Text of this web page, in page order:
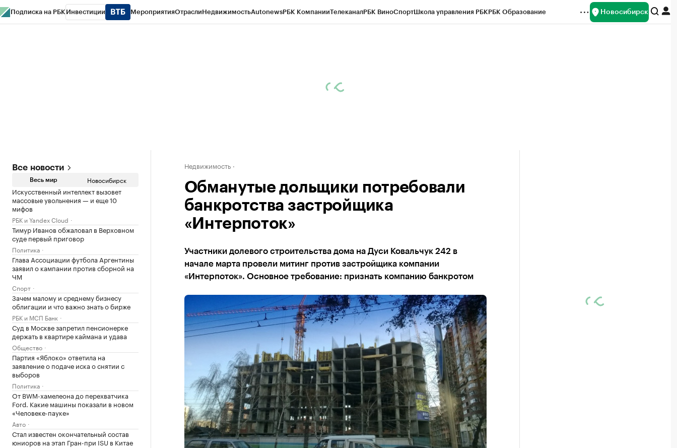
Подписка на РБК Инвестиции МероприятияОтраслиНедвижимостьAutonewsРБК КомпанииТелеканалРБК ВиноСпортШкола управления РБКРБК Образование Новосибирск
Все новости
Весь мир Новосибирск
Искусственный интеллект вызовет
массовые увольнения — и еще 10
мифов
РБК и Yandex Cloud
Тимур Иванов обжаловал в Верховном
суде первый приговор
Политика
Глава Ассоциации футбола Аргентины
заявил о кампании против сборной на
ЧМ
Спорт
Зачем малому и среднему бизнесу
облигации и что важно знать о бирже
РБК и МСП Банк
Суд в Москве запретил пенсионерке
держать в квартире каймана и удава
Общество
Партия «Яблоко» ответила на
заявление о подаче иска о снятии с
выборов
Политика
От BWM-хамелеона до перехватчика
Ford. Какие машины показали в новом
«Человеке-пауке»
Авто
Стал известен окончательный состав
юниоров на этап Гран-при ISU в Китае
Недвижимость
Обманутые дольщики потребовали
банкротства застройщика
«Интерпоток»
Участники долевого строительства дома на Дуси Ковальчук 242 в
начале марта провели митинг против застройщика компании
«Интерпоток». Основное требование: признать компанию банкротом